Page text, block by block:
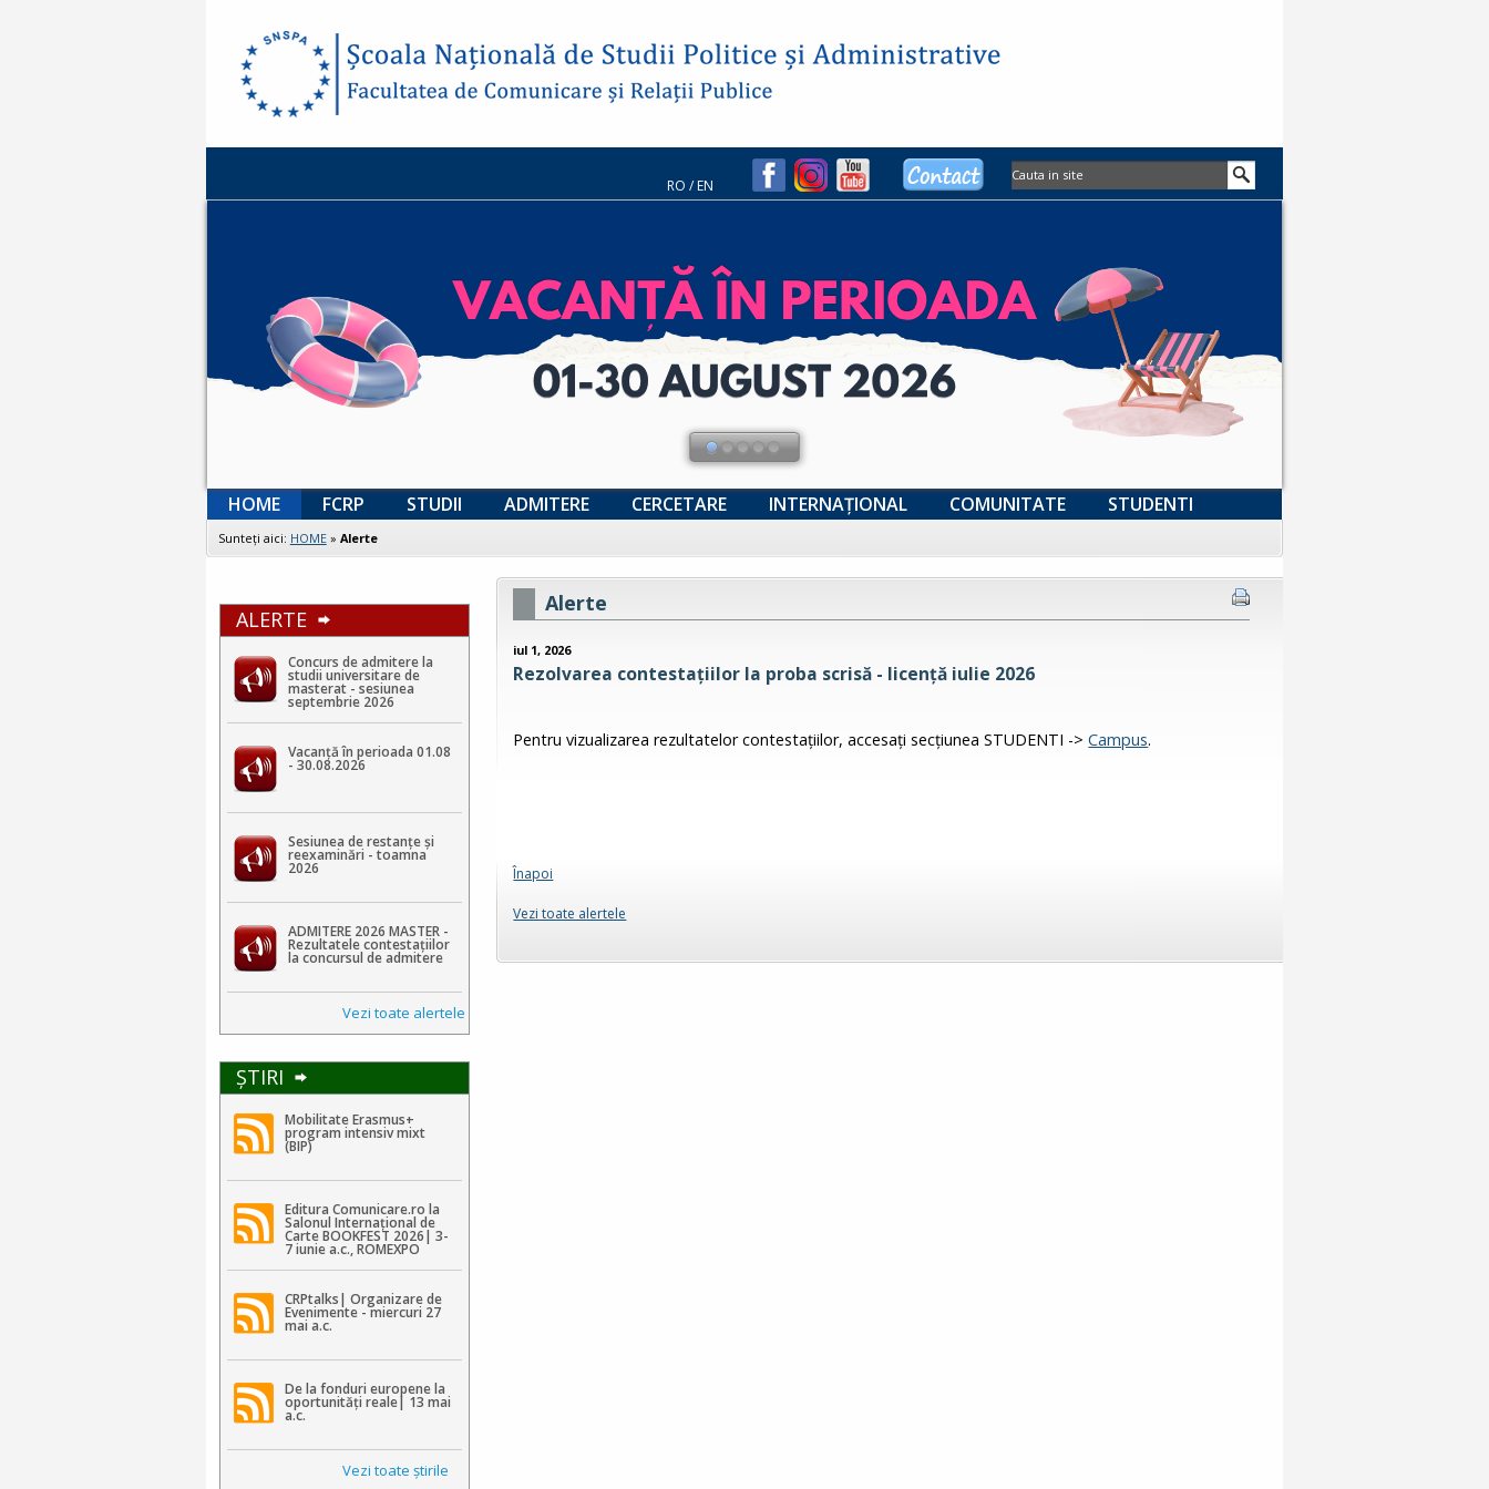
RO /EN
HOME FCRP STUDII ADMITERE CERCETARE INTERNAȚIONAL COMUNITATE STUDENTI
Sunteţi aici: HOME» Alerte
ALERTE
Concurs de admitere la
studii universitare de
masterat - sesiunea
septembrie 2026
Vacanță în perioada 01.08
- 30.08.2026
Sesiunea de restanțe și
reexaminări - toamna
2026
ADMITERE 2026 MASTER -
Rezultatele contestaţiilor
la concursul de admitere
Vezi toate alertele
ŞTIRI
Mobilitate Erasmus+
program intensiv mixt
(BIP)
Editura Comunicare.ro la
Salonul Internațional de
Carte BOOKFEST 2026| 3-
7 iunie a.c., ROMEXPO
CRPtalks| Organizare de
Evenimente - miercuri 27
mai a.c.
De la fonduri europene la
oportunități reale| 13 mai
a.c.
Vezi toate ştirile
Alerte
iul 1, 2026
Rezolvarea contestațiilor la proba scrisă - licenţă iulie 2026
Pentru vizualizarea rezultatelor contestaţiilor, accesați secțiunea STUDENTI ->Campus.
Înapoi
Vezi toate alertele